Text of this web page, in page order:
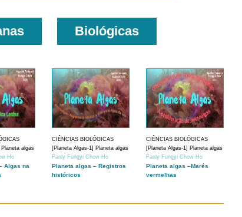
Biológicas
algas
Ho
Algas na
CIÊNCIAS BIOLÓGICAS
[Planeta Algas-1] Planeta algas
Fanly Fungyi Chow Ho
Planeta algas – Registros
históricos
CIÊNCIAS BIOLÓGICAS
[Planeta Algas-1] Planeta algas
Fanly Fungyi Chow Ho
Planeta algas –Marés
vermelhas